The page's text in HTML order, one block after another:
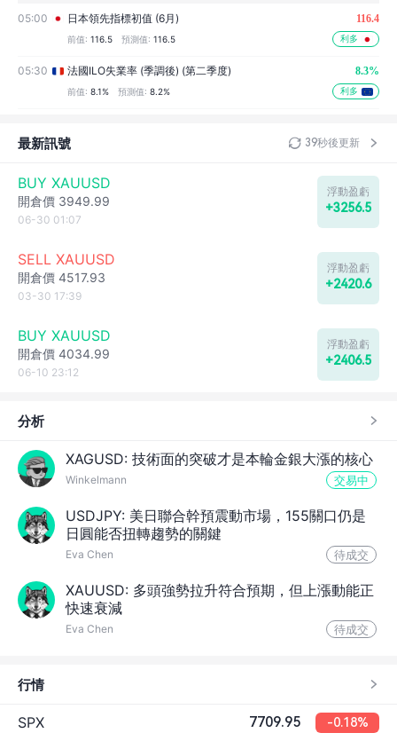
05:00 日本領先指標初值 (6月) 116.4
前值: 116.5 預測值: 116.5 利多
05:30 法國ILO失業率 (季調後) (第二季度) 8.3%
前值: 8.1% 預測值: 8.2% 利多
06:00 德國工業產出月增率 (季調後) (6月)
06:00 英國Halifax房價指數年增率 (季調後) (7月)
06:00 英國Halifax房價指數月增率 (季調後) (7月) 未公佈
11:30 印度存款增長年增率 未公佈
12:00 墨西哥CPI年增率 (7月) 未公佈
12:30 美國非農就業人數 (季調後) (7月)
12:30 未公佈
12:30 未公佈
12:30 美國政府就業人數 (7月) 未公佈
12:30 美國每小時平均工資月增率 (季調後) (7月) 未公佈
12:30 美國U6失業率 (季調後) (7月) 未公佈
最新訊號 38秒後更新
BUY XAUUSD
開倉價 3949.99
06-30 01:07
浮動盈虧
+3256.5
SELL XAUUSD
開倉價 4517.93
03-30 17:39
浮動盈虧
+2420.6
BUY XAUUSD
開倉價 4034.99
06-10 23:12
浮動盈虧
+2406.5
分析
XAGUSD: 技術面的突破才是本輪金銀大漲的核心
Winkelmann 交易中
USDJPY: 美日聯合幹預震動市場，155關口仍是
日圓能否扭轉趨勢的關鍵
Eva Chen 待成交
XAUUSD: 多頭強勢拉升符合預期，但上漲動能正
快速衰減
Eva Chen 待成交
行情
SPX 7709.95 -0.18%